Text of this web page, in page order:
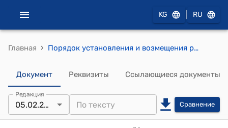
KG RU
Главная › Порядок установления и возмещения размера вреда и ущерба, причиняемого автомобильным дорогам транспортными средствами, осуществляющими перевозки тяжеловесных и крупногабаритных грузов, специальными транспортными средствами (Утвержден постановлением Правительства Кыргызской Республики от 8 августа 2011 года № 454)
Документ Реквизиты Ссылающиеся документы
Редакция
05.02.2026 Сравнение